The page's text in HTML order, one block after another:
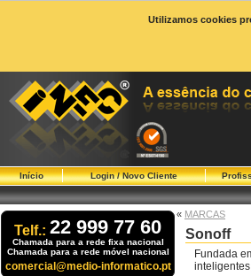
Utilizamos cookies
Início Login / Novo Cliente
Telf.: 22 999 77 60
Chamada para a rede fixa nacional
Chamada para a rede móvel nacional
comercial@medio-informatico.pt
« MARCAS
Sonoff
Fundada